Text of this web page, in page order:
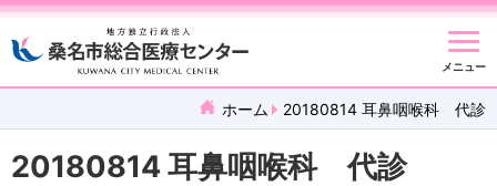
メニュー
ホーム 20180814 耳鼻咽喉科 代診
20180814 耳鼻咽喉科 代診